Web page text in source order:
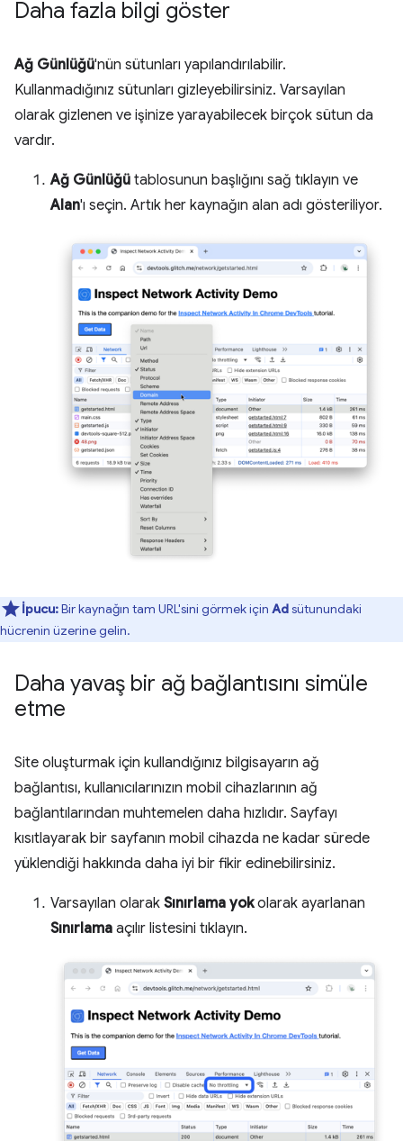
Daha fazla bilgi göster
Ağ Günlüğü'nün sütunları yapılandırılabilir.
Kullanmadığınız sütunları gizleyebilirsiniz. Varsayılan
olarak gizlenen ve işinize yarayabilecek birçok sütun da
vardır.
Ağ Günlüğü tablosunun başlığını sağ tıklayın ve
Alan'ı seçin. Artık her kaynağın alan adı gösteriliyor.
İpucu:Bir kaynağın tam URL'sini görmek için Adsütunundaki
hücrenin üzerine gelin.
Daha yavaş bir ağ bağlantısını simüle
etme
Site oluşturmak için kullandığınız bilgisayarın ağ
bağlantısı, kullanıcılarınızın mobil cihazlarının ağ
bağlantılarından muhtemelen daha hızlıdır. Sayfayı
kısıtlayarak bir sayfanın mobil cihazda ne kadar sürede
yüklendiği hakkında daha iyi bir fikir edinebilirsiniz.
Varsayılan olarak Sınırlama yokolarak ayarlanan
Sınırlama açılır listesini tıklayın.